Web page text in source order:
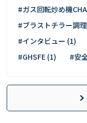
#ガス回転炒め機
#ブラストチラー調
#インタビュー (1)
#GHSFE (1)
#安